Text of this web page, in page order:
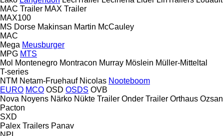
MAC Trailer MAX Trailer
MAX100
MS Dorse Makinsan Martin McCauley
MAC
Mega Meusburger
MPG MTS
Mol Montenegro Montracon Murray Möslein Müller-Mitteltal
T-series
NTM Netam-Fruehauf Nicolas Nooteboom
EURO MCO OSD OSDS OVB
Nova Noyens Närko Nükte Trailer Onder Trailer Orthaus Ozsan
Pacton
SXD
Palex Trailers Panav